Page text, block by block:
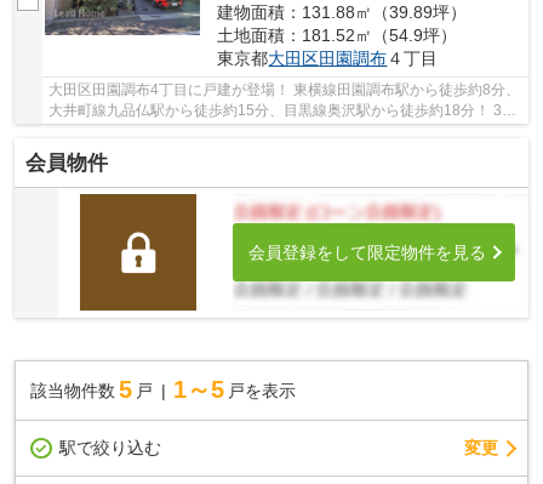
建物面積：131.88㎡（39.89坪）
土地面積：181.52㎡（54.9坪）
東京都大田区田園調布４丁目
大田区田園調布4丁目に戸建が登場！ 東横線田園調布駅から徒歩約8分、
大井町線九品仏駅から徒歩約15分、目黒線奥沢駅から徒歩約18分！ 3路
線3駅利用可能な大変便利な立地に位置した物...
会員物件
会員登録をして限定物件を見る
該当物件数 5 戸 1～5 戸を表示
駅で絞り込む 変更